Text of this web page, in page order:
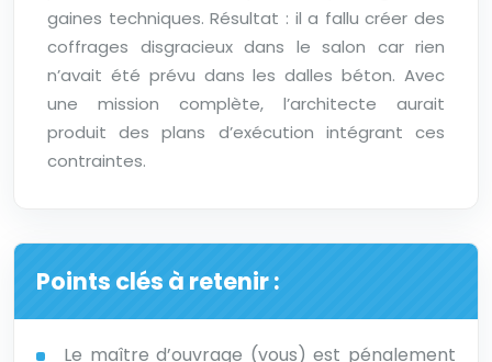
gaines techniques. Résultat : il a fallu créer des
coffrages disgracieux dans le salon car rien
n’avait été prévu dans les dalles béton. Avec
une mission complète, l’architecte aurait
produit des plans d’exécution intégrant ces
contraintes.
Points clés à retenir :
Le maître d’ouvrage (vous) est pénalement